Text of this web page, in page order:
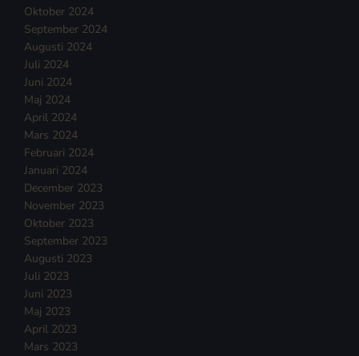
Oktober 2024
September 2024
Augusti 2024
Juli 2024
Juni 2024
Maj 2024
April 2024
Mars 2024
Februari 2024
Januari 2024
December 2023
November 2023
Oktober 2023
September 2023
Augusti 2023
Juli 2023
Juni 2023
Maj 2023
April 2023
Mars 2023